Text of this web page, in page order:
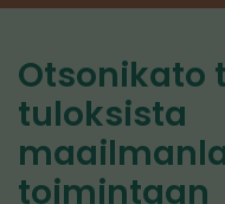
Otsonikato
tuloksista
toimintaan